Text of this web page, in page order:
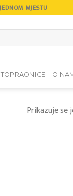
MJESTU
O
Prikazuje se